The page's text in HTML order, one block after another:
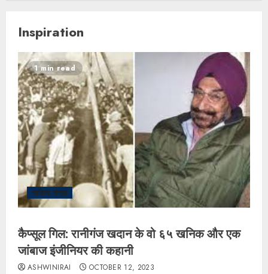
Inspiration
1 min read
साहित्य संग्रह
कैप्सूल गिल: रानीगंज खदान के वो ६५ खनिक और एक
जांबाज इंजीनियर की कहानी
ASHWINIRAI OCTOBER 12, 2023